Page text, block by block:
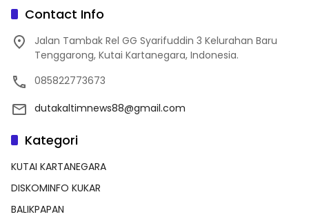
Contact Info
Jalan Tambak Rel GG Syarifuddin 3 Kelurahan Baru
Tenggarong, Kutai Kartanegara, Indonesia.
085822773673
dutakaltimnews88@gmail.com
Kategori
KUTAI KARTANEGARA
DISKOMINFO KUKAR
BALIKPAPAN